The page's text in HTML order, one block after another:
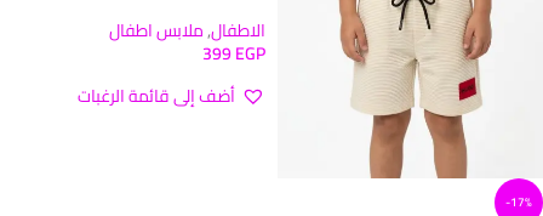
-17%
الاطفال,ملابس اطفال
399EGP
أضف إلى قائمة الرغبات